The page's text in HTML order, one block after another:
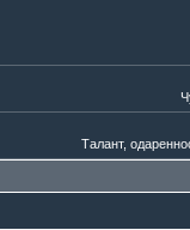
Талант,